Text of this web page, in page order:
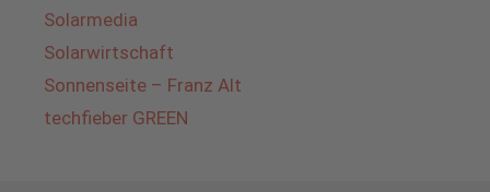
Solarmedia
Solarwirtschaft
Sonnenseite – Franz Alt
techfieber GREEN